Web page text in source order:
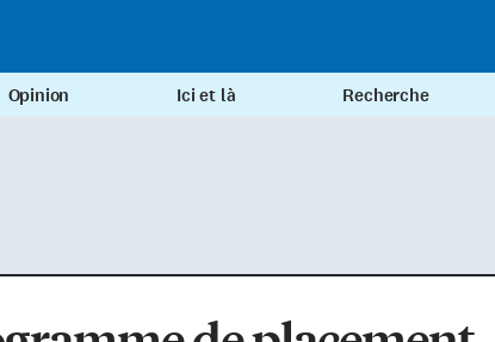
Opinion Ici et là Recherche